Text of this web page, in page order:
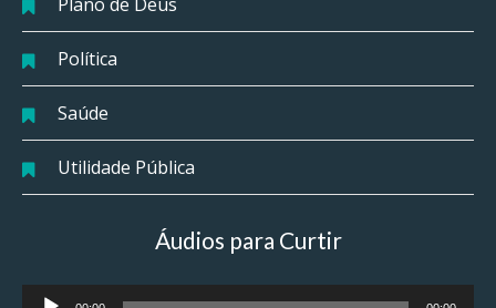
Plano de Deus
Política
Saúde
Utilidade Pública
Áudios para Curtir
Tocador